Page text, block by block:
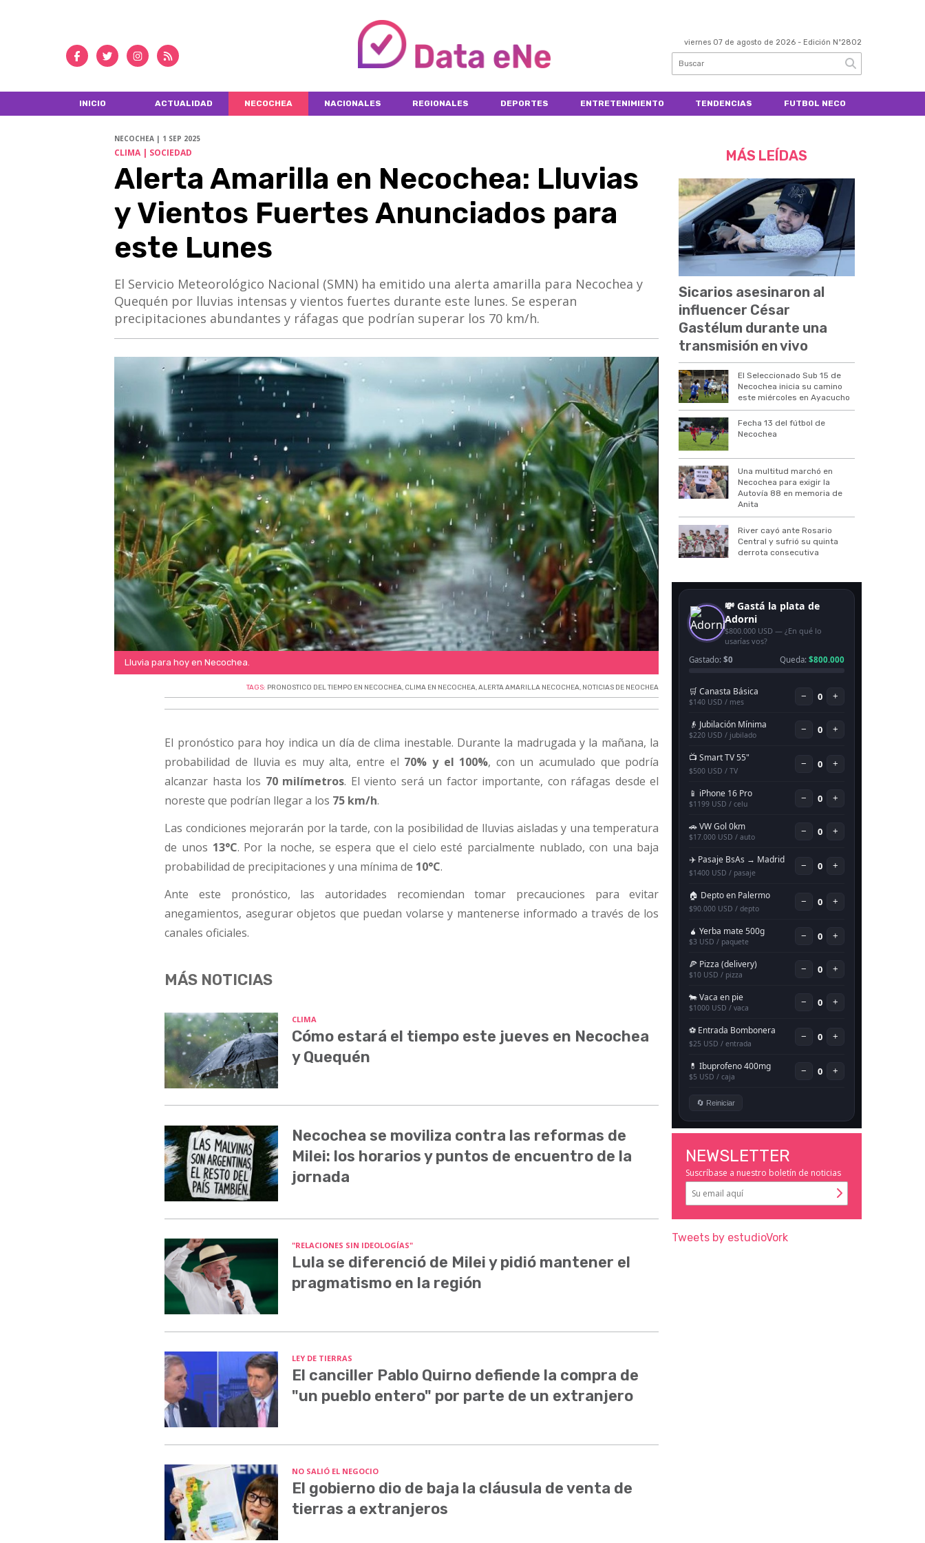
viernes 07 de agosto de 2026 - Edición Nº2802
INICIO ACTUALIDAD NECOCHEA NACIONALES REGIONALES DEPORTES ENTRETENIMIENTO TENDENCIAS FUTBOL NECO
NECOCHEA | 1 SEP 2025
CLIMA | SOCIEDAD
Alerta Amarilla en Necochea: Lluvias
y Vientos Fuertes Anunciados para
este Lunes
El Servicio Meteorológico Nacional (SMN) ha emitido una alerta amarilla para Necochea y
Quequén por lluvias intensas y vientos fuertes durante este lunes. Se esperan
precipitaciones abundantes y ráfagas que podrían superar los 70 km/h.
Lluvia para hoy en Necochea. Lluvia para hoy en Necochea.
TAGS: PRONOSTICO DEL TIEMPO EN NECOCHEA, CLIMA EN NECOCHEA,ALERTA AMARILLA NECOCHEA, NOTICIAS DE NEOCHEA
El pronóstico para hoy indica un día de clima inestable. Durante la madrugada y la mañana, la
probabilidad de lluvia es muy alta, entre el 70% y el 100%, con un acumulado que podría
alcanzar hasta los 70 milímetros. El viento será un factor importante, con ráfagas desde el
noreste que podrían llegar a los 75 km/h.
Las condiciones mejorarán por la tarde, con la posibilidad de lluvias aisladas y una temperatura
de unos 13°C. Por la noche, se espera que el cielo esté parcialmente nublado, con una baja
probabilidad de precipitaciones y una mínima de 10°C.
Ante este pronóstico, las autoridades recomiendan tomar precauciones para evitar
anegamientos, asegurar objetos que puedan volarse y mantenerse informado a través de los
canales oficiales.
MÁS NOTICIAS
CLIMA
Cómo estará el tiempo este jueves en Necochea
y Quequén
Necochea se moviliza contra las reformas de
Milei: los horarios y puntos de encuentro de la
jornada
"RELACIONES SIN IDEOLOGÍAS"
Lula se diferenció de Milei y pidió mantener el
pragmatismo en la región
LEY DE TIERRAS
El canciller Pablo Quirno defiende la compra de
"un pueblo entero" por parte de un extranjero
NO SALIÓ EL NEGOCIO
El gobierno dio de baja la cláusula de venta de
tierras a extranjeros
MÁS LEÍDAS
Sicarios asesinaron al
influencer César
Gastélum durante una
transmisión en vivo
El Seleccionado Sub 15 de
Necochea inicia su camino
este miércoles en Ayacucho
Fecha 13 del fútbol de
Necochea
Una multitud marchó en
Necochea para exigir la
Autovía 88 en memoria de
Anita
River cayó ante Rosario
Central y sufrió su quinta
derrota consecutiva
NEWSLETTER
Suscríbase a nuestro boletín de noticias
Tweets by estudioVork